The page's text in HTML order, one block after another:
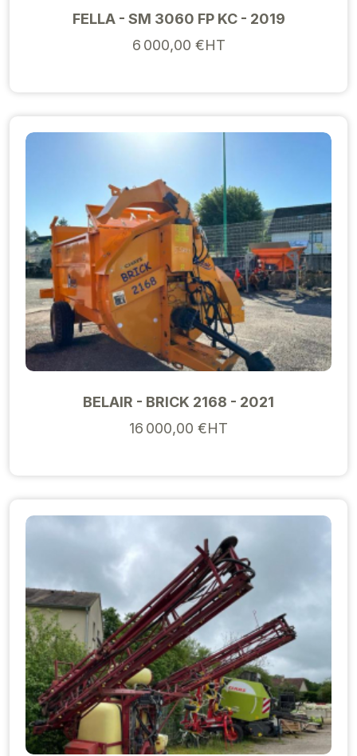
FELLA - SM 3060 FP KC - 2019
6 000,00 €HT
BELAIR - BRICK 2168 - 2021
16 000,00 €HT